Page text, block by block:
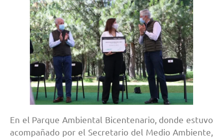
En el Parque Ambiental Bicentenario, donde estuvo
acompañado por el Secretario del Medio Ambiente,